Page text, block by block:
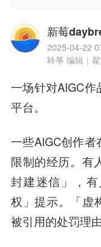
新莓
2025-04-22
聆筝 编辑｜
一场针对AIGC
平台。
一些AIGC创作
限制的经历。有
封建迷信」，
权」提示。「虚
被引用的处罚理由